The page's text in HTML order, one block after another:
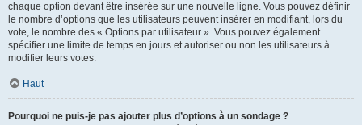
chaque option devant être insérée sur une nouvelle ligne. Vous pouvez définir
le nombre d’options que les utilisateurs peuvent insérer en modifiant, lors du
vote, le nombre des « Options par utilisateur ». Vous pouvez également
spécifier une limite de temps en jours et autoriser ou non les utilisateurs à
modifier leurs votes.
Haut
Pourquoi ne puis-je pas ajouter plus d’options à un sondage ?